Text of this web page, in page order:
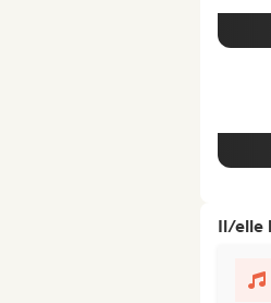
Il/elle